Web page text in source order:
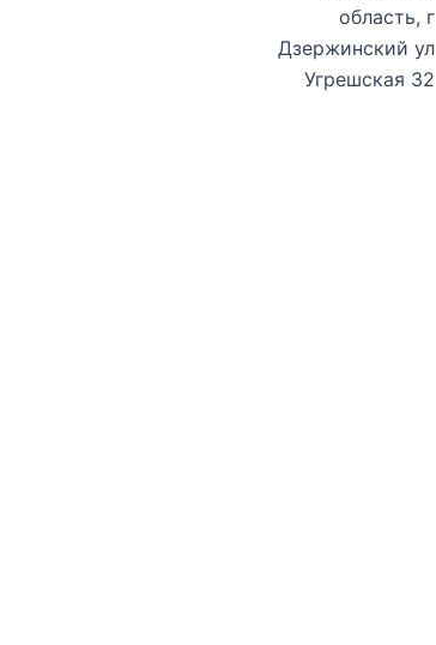
область, г
Дзержинский ул
Угрешская 32